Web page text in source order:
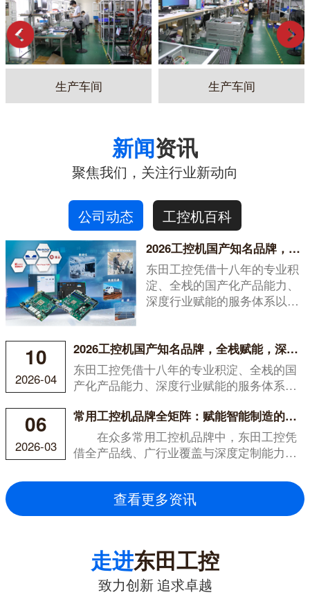
生产车间 生产车间
新闻资讯
聚焦我们，关注行业新动向
公司动态 工控机百科
2026工控机国产知名品牌，全栈赋能，深度服务
东田工控凭借十八年的专业积
淀、全栈的国产化产品能力、
深度行业赋能的服务体系以及
10
2026-04
2026工控机国产知名品牌，全栈赋能，深度服务
东田工控凭借十八年的专业积淀、全栈的国
产化产品能力、深度行业赋能的服务体系以
06
2026-03
常用工控机品牌全矩阵：赋能智能制造的硬核之选
在众多常用工控机品牌中，东田工控凭
借全产品线、广行业覆盖与深度定制能力，
查看更多资讯
走进东田工控
致力创新 追求卓越